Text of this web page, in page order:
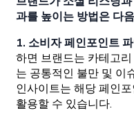
과를 높이는 방법은 다
1. 소비자 페인포인트
하면 브랜드는 카테고
는 공통적인 불만 및 이
인사이트는 해당 페인
활용할 수 있습니다.